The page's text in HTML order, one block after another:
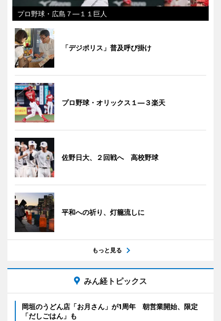
プロ野球・広島７―１１巨人
「デジポリス」普及呼び掛け
プロ野球・オリックス１―３楽天
佐野日大、２回戦へ 高校野球
平和への祈り、灯籠流しに
もっと見る
みん経トピックス
岡垣のうどん店「お月さん」が1周年 朝営業開始、限定
「だしごはん」も